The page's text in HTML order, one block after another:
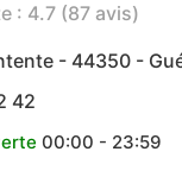
: 4.7 (87 avis)
- 44350 -
42
00:00 - 23:59